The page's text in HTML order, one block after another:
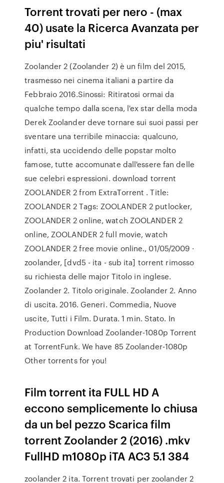
Torrent trovati per nero - (max
40) usate la Ricerca Avanzata per
piu' risultati
Zoolander 2 (Zoolander 2) è un film del 2015,
trasmesso nei cinema italiani a partire da
Febbraio 2016.Sinossi: Ritiratosi ormai da
qualche tempo dalla scena, l'ex star della moda
Derek Zoolander deve tornare sui suoi passi per
sventare una terribile minaccia: qualcuno,
infatti, sta uccidendo delle popstar molto
famose, tutte accomunate dall'essere fan delle
sue celebri espressioni. download torrent
ZOOLANDER 2 from ExtraTorrent . Title:
ZOOLANDER 2 Tags: ZOOLANDER 2 putlocker,
ZOOLANDER 2 online, watch ZOOLANDER 2
online, ZOOLANDER 2 full movie, watch
ZOOLANDER 2 free movie online., 01/05/2009 ·
zoolander, [dvd5 - ita - sub ita] torrent rimosso
su richiesta delle major Titolo in inglese.
Zoolander 2. Titolo originale. Zoolander 2. Anno
di uscita. 2016. Generi. Commedia, Nuove
uscite, Tutti i Film. Durata. 1 min. Stato. In
Production Download Zoolander-1080p Torrent
at TorrentFunk. We have 85 Zoolander-1080p
Other torrents for you!
Film torrent ita FULL HD A
eccono semplicemente lo chiusa
da un bel pezzo Scarica film
torrent Zoolander 2 (2016) .mkv
FullHD m1080p iTA AC3 5.1 384
zoolander 2 ita. Torrent trovati per zoolander 2